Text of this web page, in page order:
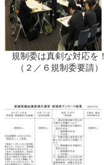
規制委は真剣な対応を！
（２／６規制委要請）